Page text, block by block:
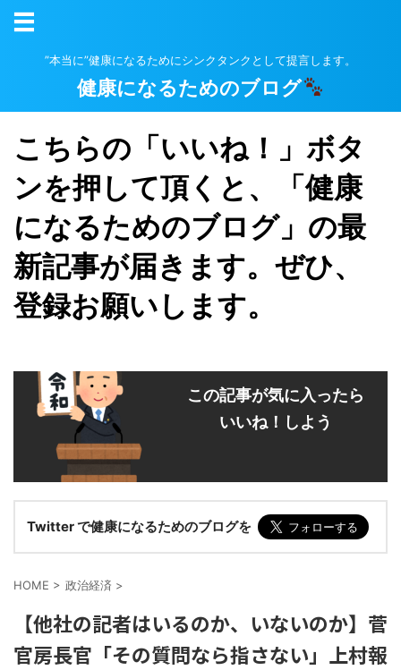
”本当に”健康になるためにシンクタンクとして提言します。
健康になるためのブログ
こちらの「いいね！」ボタ
ンを押して頂くと、「健康
になるためのブログ」の最
新記事が届きます。ぜひ、
登録お願いします。
この記事が気に入ったら
いいね！しよう
Twitter で健康になるためのブログを
HOME > 政治経済 >
【他社の記者はいるのか、いないのか】菅
官房長官「その質問なら指さない」上村報